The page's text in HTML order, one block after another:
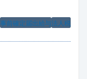
法人税
事前確定届出給与